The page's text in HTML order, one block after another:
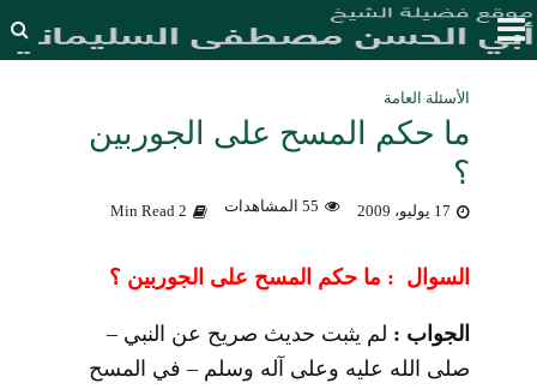
الأسئلة العامة
ما حكم المسح على الجوربين
؟
17 يوليو، 2009 55 المشاهدات 2 Min Read
السوال : ما حكم المسح على الجوربين ؟
الجواب : لم يثبت حديث صريح عن النبي –
صلى الله عليه وعلى آله وسلم – في المسح